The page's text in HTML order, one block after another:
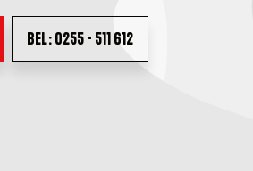
BEL: 0255 - 511 612